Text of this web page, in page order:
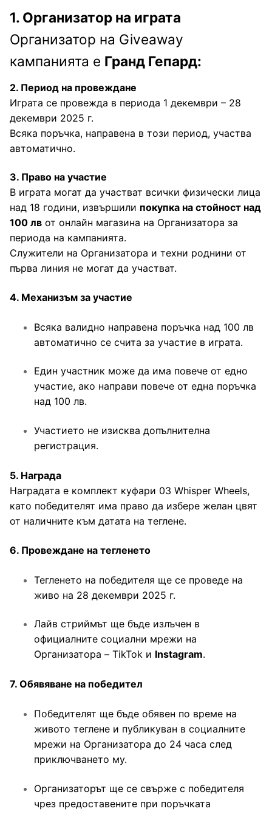
Куфари Полипропилен
Куфари Текстилни
Куфари Поликарбонат
Ученически раници
Малки дамски чанти
Големи дамски чанти
Мъжки чанти
Чанти от естествена кожа
Плажни чанти
Дамски портмонета
Мъжки портмонета
Аксесоари за пътуване
Калъфи за куфари
Пазарски чанти
Етикети за идентификация на куфари
Кантари
Катинари за багаж
Колани за куфар
Несесери и комплекти пътнически бутилки
Органейзери за куфари
1. Организатор на играта
Организатор на Giveaway
кампанията е Гранд Гепард:
2. Период на провеждане
Играта се провежда в периода 1 декември – 28
декември 2025 г.
Всяка поръчка, направена в този период, участва
автоматично.
3. Право на участие
В играта могат да участват всички физически лица
над 18 години, извършили покупка на стойност над
100 лв от онлайн магазина на Организатора за
периода на кампанията.
Служители на Организатора и техни роднини от
първа линия не могат да участват.
4. Механизъм за участие
Всяка валидно направена поръчка над 100 лв
автоматично се счита за участие в играта.
Един участник може да има повече от едно
участие, ако направи повече от една поръчка
над 100 лв.
Участието не изисква допълнителна
регистрация.
5. Награда
Наградата е комплект куфари 03 Whisper Wheels,
като победителят има право да избере желан цвят
от наличните към датата на теглене.
6. Провеждане на тегленето
Тегленето на победителя ще се проведе на
живо на 28 декември 2025 г.
Лайв стриймът ще бъде излъчен в
официалните социални мрежи на
Организатора – TikTok и Instagram.
7. Обявяване на победител
Победителят ще бъде обявен по време на
живото теглене и публикуван в социалните
мрежи на Организатора до 24 часа след
приключването му.
Организаторът ще се свърже с победителя
чрез предоставените при поръчката